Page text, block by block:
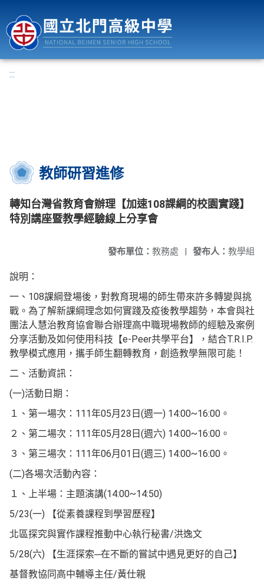
:::
教師研習進修
轉知台灣省教育會辦理【加速108課綱的校園實踐】
特別講座暨教學經驗線上分享會
發布人： 教學組
發布單位： 教務處 |
說明：
一、108課綱登場後，對教育現場的師生帶來許多轉變與挑
戰。為了解新課綱理念如何實踐及疫後教學趨勢，本會與社
團法人慧治教育協會聯合辦理高中職現場教師的經驗及案例
分享活動及如何使用科技【e-Peer共學平台】，結合T.R.I.P.
教學模式應用，攜手師生翻轉教育，創造教學無限可能！
二、活動資訊：
(一)活動日期：
１、第一場次：111年05月23日(週一) 14:00~16:00。
２、第二場次：111年05月28日(週六) 14:00~16:00。
３、第三場次：111年06月01日(週三) 14:00~16:00。
(二)各場次活動內容：
１、上半場：主題演講(14:00~14:50)
5/23(一) 【從素養課程到學習歷程】
北區探究與實作課程推動中心執行秘書/洪逸文
5/28(六) 【生涯探索─在不斷的嘗試中遇見更好的自己】
基督教協同高中輔導主任/黃仕親